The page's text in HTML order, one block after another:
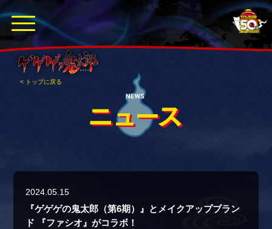
< トップに戻る
2024.05.15
『ゲゲゲの鬼太郎（第6期）』とメイクアップブラン
ド 『ファシオ』がコラボ！